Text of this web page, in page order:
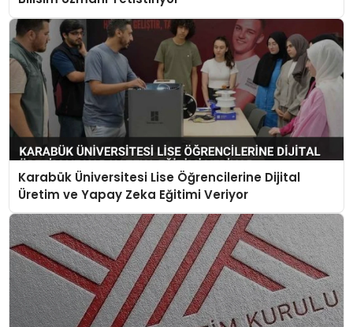
Karabük Üniversitesi Lise Öğrencilerine Dijital
Üretim ve Yapay Zeka Eğitimi Veriyor